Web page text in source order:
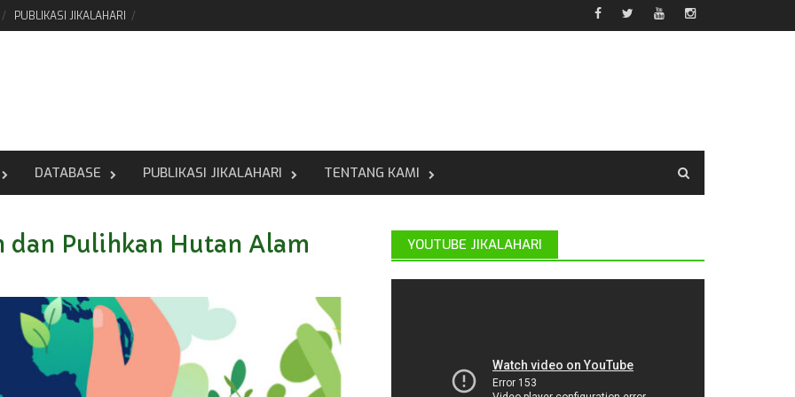
PUBLIKASI JIKALAHARI
DATABASE PUBLIKASI JIKALAHARI TENTANG KAMI
dan Pulihkan Hutan Alam YOUTUBE JIKALAHARI